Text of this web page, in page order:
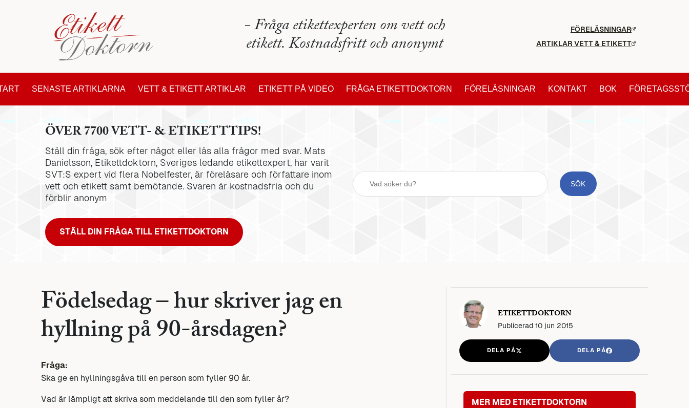
- Fråga etikettexperten om vett och
etikett. Kostnadsfritt och anonymt
FÖRELÄSNINGAR
ARTIKLAR VETT & ETIKETT
SENASTE ARTIKLARNA VETT & ETIKETT ARTIKLAR ETIKETT PÅ VIDEO FRÅGA ETIKETTDOKTORN FÖRELÄSNINGAR KONTAKT BOK
ÖVER 7700 VETT- & ETIKETTTIPS!
Ställ din fråga, sök efter något eller läs alla frågor med svar. Mats
Danielsson, Etikettdoktorn, Sveriges ledande etikettexpert, har varit
SVT:S expert vid flera Nobelfester, är föreläsare och författare inom
vett och etikett samt bemötande. Svaren är kostnadsfria och du
förblir anonym
STÄLL DIN FRÅGA TILL ETIKETTDOKTORN
Födelsedag – hur skriver jag en
hyllning på 90-årsdagen?
Fråga:
Ska ge en hyllningsgåva till en person som fyller 90 år.
Vad är lämpligt att skriva som meddelande till den som fyller år?
ETIKETTDOKTORN
Publicerad 10 jun 2015
DELA PÅ DELA PÅ
MER MED ETIKETTDOKTORN